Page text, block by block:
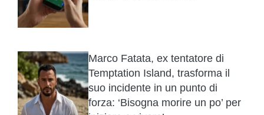
Marco Fatata, ex tentatore di
Temptation Island, trasforma il
suo incidente in un punto di
forza: ‘Bisogna morire un po’ per